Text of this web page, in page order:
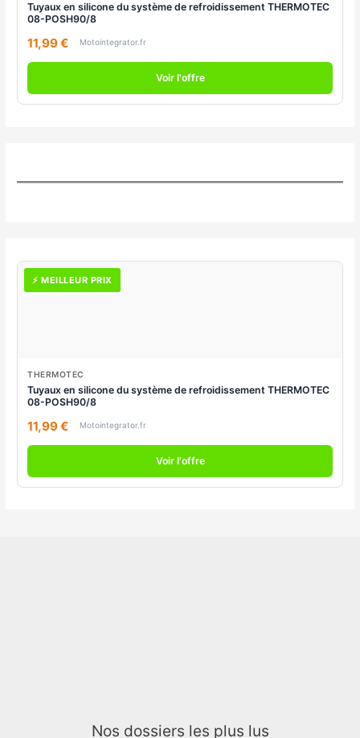
Tuyaux en silicone du système de refroidissement THERMOTEC
08-POSH90/8
11,99 € Motointegrator.fr
Voir l'offre
⚡ MEILLEUR PRIX
THERMOTEC
Tuyaux en silicone du système de refroidissement THERMOTEC
08-POSH90/8
11,99 € Motointegrator.fr
Voir l'offre
Nos dossiers les plus lus